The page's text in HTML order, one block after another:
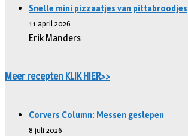
Snelle mini pizzaatjes van pittabroodjes
11 april 2026
Erik Manders
Meer recepten KLIK HIER>>
Corvers Column: Messen geslepen
8 juli 2026